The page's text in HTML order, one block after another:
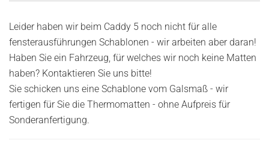
Leider haben wir beim Caddy 5 noch nicht für alle
fensterausführungen Schablonen - wir arbeiten aber daran!
Haben Sie ein Fahrzeug, für welches wir noch keine Matten
haben? Kontaktieren Sie uns bitte!
Sie schicken uns eine Schablone vom Galsmaß - wir
fertigen für Sie die Thermomatten - ohne Aufpreis für
Sonderanfertigung.